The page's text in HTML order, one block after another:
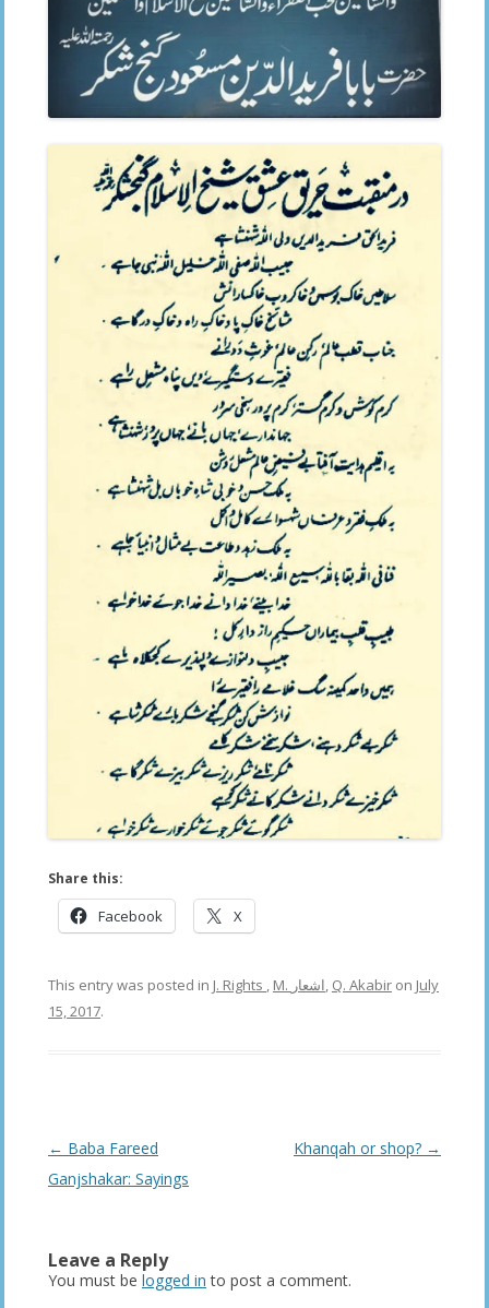
Share this:
Facebook X
This entry was posted in J. Rights , M. اشعار, Q. Akabir on July
15, 2017.
Post
navigation
← Baba Fareed
Ganjshakar: Sayings
Khanqah or shop? →
Leave a Reply
You must be logged in to post a comment.